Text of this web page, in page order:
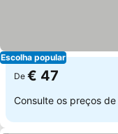
Escolha popular
De € 47
Consulte os preços de